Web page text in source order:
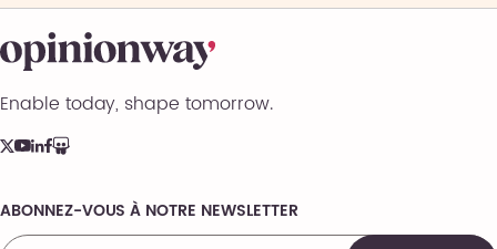
Enable today, shape tomorrow.
Comments
ABONNEZ-VOUS À NOTRE NEWSLETTER